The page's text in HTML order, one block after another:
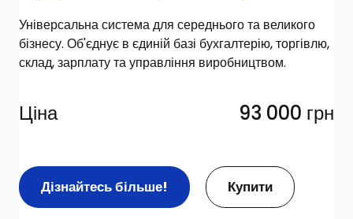
Універсальна система для середнього та великого
бізнесу. Об'єднує в єдиній базі бухгалтерію, торгівлю,
склад, зарплату та управління виробництвом.
Ціна 93 000 грн
Дізнайтесь більше! Купити